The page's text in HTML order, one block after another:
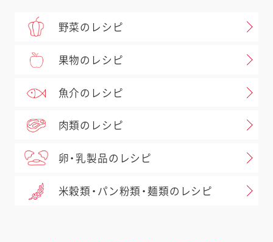
野菜のレシピ
果物のレシピ
魚介のレシピ
肉類のレシピ
卵・乳製品のレシピ
米穀類・パン粉類・麺類のレシピ